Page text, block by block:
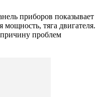
приборов показывает
тяга двигателя.
проблем